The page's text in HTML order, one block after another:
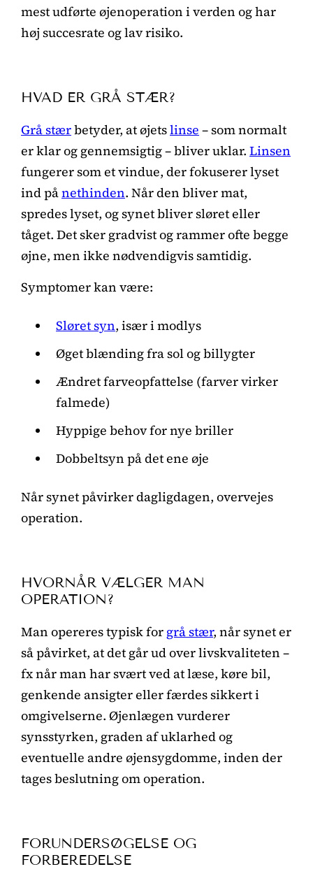
mest udførte øjenoperation i verden og har
høj succesrate og lav risiko.
HVAD ER GRÅ STÆR?
Grå stærbetyder, at øjetslinse – som normalt
er klar og gennemsigtig – bliver uklar. Linsen
fungerer som et vindue, der fokuserer lyset
ind pånethinden. Når den bliver mat,
spredes lyset, og synet bliver sløret eller
tåget. Det sker gradvist og rammer ofte begge
øjne, men ikke nødvendigvis samtidig.
Symptomer kan være:
Sløret syn, især i modlys
Øget blænding fra sol og billygter
Ændret farveopfattelse (farver virker
falmede)
Hyppige behov for nye briller
Dobbeltsyn på det ene øje
Når synet påvirker dagligdagen, overvejes
operation.
HVORNÅR VÆLGER MAN
OPERATION?
Man opereres typisk for grå stær, når synet er
så påvirket, at det går ud over livskvaliteten –
fx når man har svært ved at læse, køre bil,
genkende ansigter eller færdes sikkert i
omgivelserne. Øjenlægen vurderer
synsstyrken, graden af uklarhed og
eventuelle andre øjensygdomme, inden der
tages beslutning om operation.
FORUNDERSØGELSE OG
FORBEREDELSE